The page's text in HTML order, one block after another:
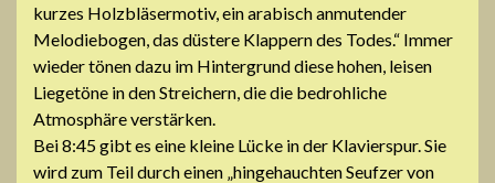
kurzes Holzbläsermotiv, ein arabisch anmutender
Melodiebogen, das düstere Klappern des Todes.“ Immer
wieder tönen dazu im Hintergrund diese hohen, leisen
Liegetöne in den Streichern, die die bedrohliche
Atmosphäre verstärken.
Bei 8:45 gibt es eine kleine Lücke in der Klavierspur. Sie
wird zum Teil durch einen „hingehauchten Seufzer von